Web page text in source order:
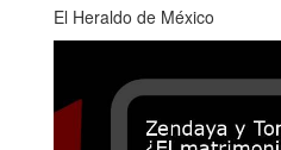
El Heraldo de México